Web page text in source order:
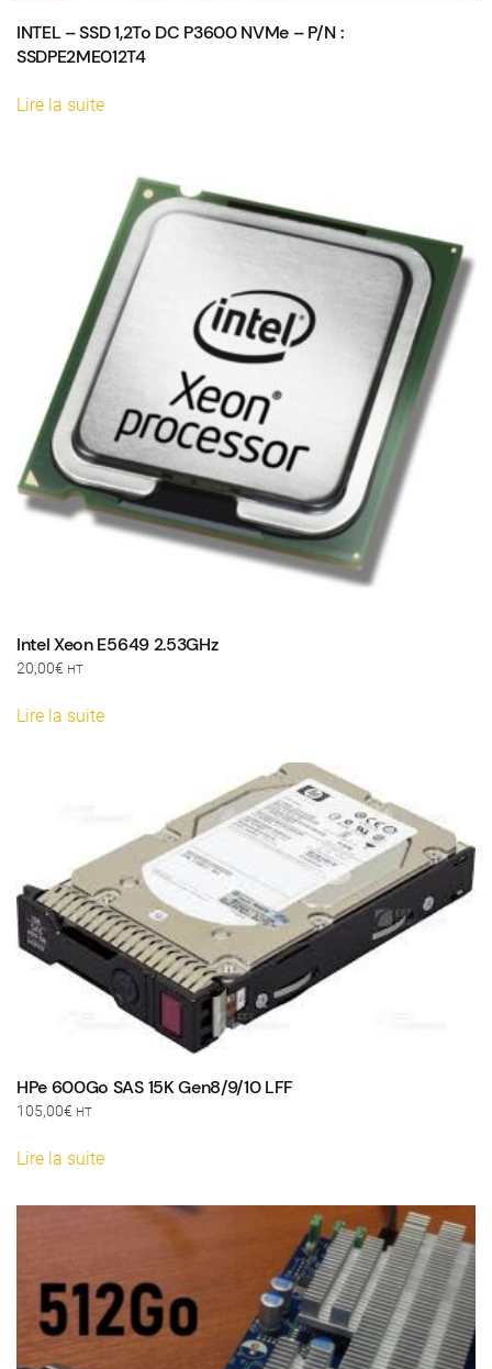
INTEL – SSD 1,2To DC P3600 NVMe – P/N :
SSDPE2ME012T4
Lire la suite
Intel Xeon E5649 2.53GHz
20,00€ HT
Lire la suite
HPe 600Go SAS 15K Gen8/9/10 LFF
105,00€ HT
Lire la suite